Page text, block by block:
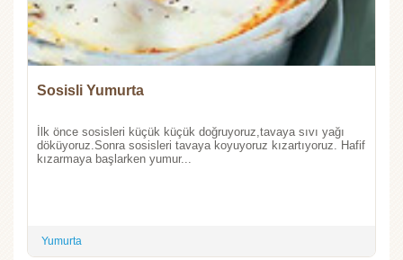
Sosisli Yumurta
İlk önce sosisleri küçük küçük doğruyoruz,tavaya sıvı yağı
döküyoruz.Sonra sosisleri tavaya koyuyoruz kızartıyoruz. Hafif
kızarmaya başlarken yumur...
Yumurta